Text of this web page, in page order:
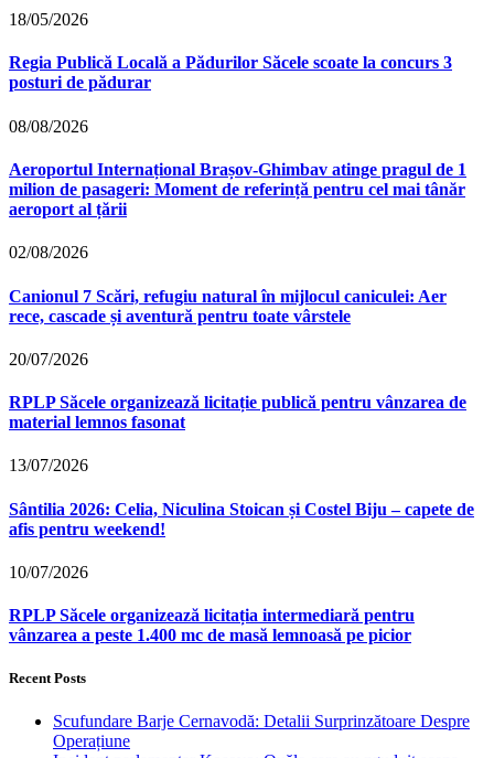
18/05/2026
Regia Publică Locală a Pădurilor Săcele scoate la concurs 3
posturi de pădurar
08/08/2026
Aeroportul Internațional Brașov‑Ghimbav atinge pragul de 1
milion de pasageri: Moment de referință pentru cel mai tânăr
aeroport al țării
02/08/2026
Canionul 7 Scări, refugiu natural în mijlocul caniculei: Aer
rece, cascade și aventură pentru toate vârstele
20/07/2026
RPLP Săcele organizează licitație publică pentru vânzarea de
material lemnos fasonat
13/07/2026
Sântilia 2026: Celia, Niculina Stoican și Costel Biju – capete de
afis pentru weekend!
10/07/2026
RPLP Săcele organizează licitația intermediară pentru
vânzarea a peste 1.400 mc de masă lemnoasă pe picior
Recent Posts
Scufundare Barje Cernavodă: Detalii Surprinzătoare Despre
Operațiune